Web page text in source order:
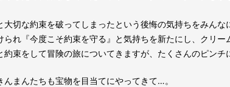
切な約束を破ってしまったという後悔の気持ちをみん
れ『今度こそ約束を守る』と気持ちを新たにし、クリ
束をして冒険の旅についてきますが、たくさんのピンチ
まんたちも宝物を目当てにやってきて…。